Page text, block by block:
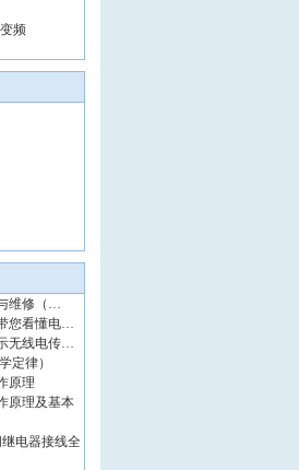
频
维修（…
您看懂电…
无线电传…
定律）
原理
原理及基本
电器接线全